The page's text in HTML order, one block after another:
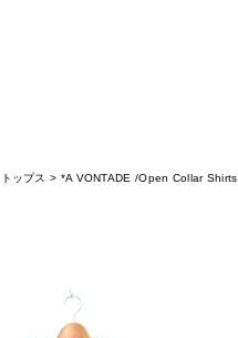
トップス > *A VONTADE /Open Collar